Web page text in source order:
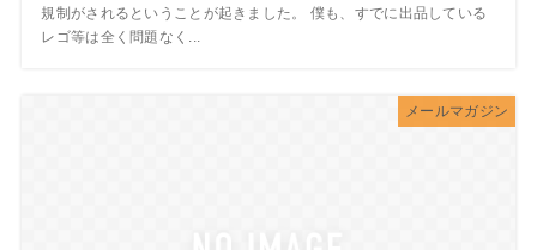
規制がされるということが起きました。 僕も、すでに出品している
レゴ等は全く問題なく...
メールマガジン